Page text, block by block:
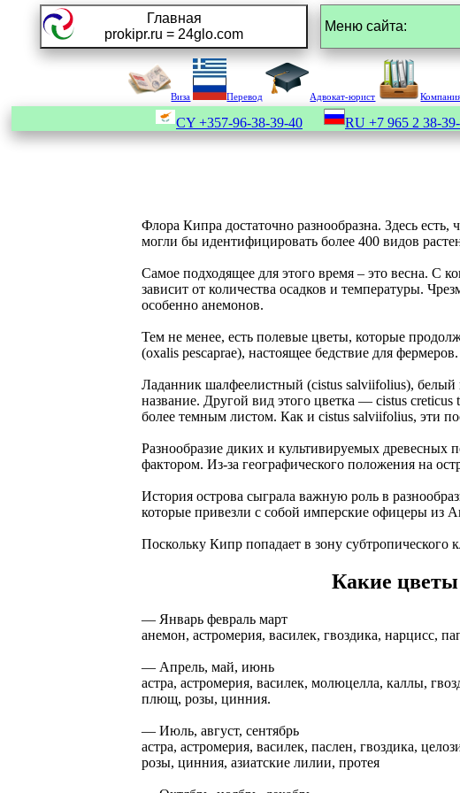
Главная
prokipr.ru = 24glo.com
Виза Перевод Адвокат-юрист
CY +357-96-38-39-40 RU +7 965 2 38-
Флора Кипра достаточно разнообразна. Здесь
могли бы идентифицировать более 400 видов
Самое подходящее для этого время – это весна. С
зависит от количества осадков и температуры.
особенно анемонов.
Тем не менее, есть полевые цветы, которые
(oxalis pescaprae), настоящее бедствие для
Ладанник шалфеелистный (cistus salviifolius), белый
название. Другой вид этого цветка — cistus
более темным листом. Как и cistus salviifolius, эти
Разнообразие диких и культивируемых древесных
фактором. Из-за географического положения на
История острова сыграла важную роль в
которые привезли с собой имперские офицеры
Поскольку Кипр попадает в зону субтропического
Какие цветы
— Январь февраль март
анемон, астромерия, василек, гвоздика, нарцисс,
— Апрель, май, июнь
астра, астромерия, василек, молюцелла, каллы,
плющ, розы, цинния.
— Июль, август, сентябрь
астра, астромерия, василек, паслен, гвоздика,
розы, цинния, азиатские лилии, протея